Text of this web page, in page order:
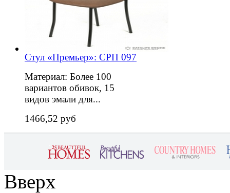
Стул «Премьер»: СРП 097
Материал: Более 100
вариантов обивок, 15
видов эмали для...
1466,52 руб
Вверх